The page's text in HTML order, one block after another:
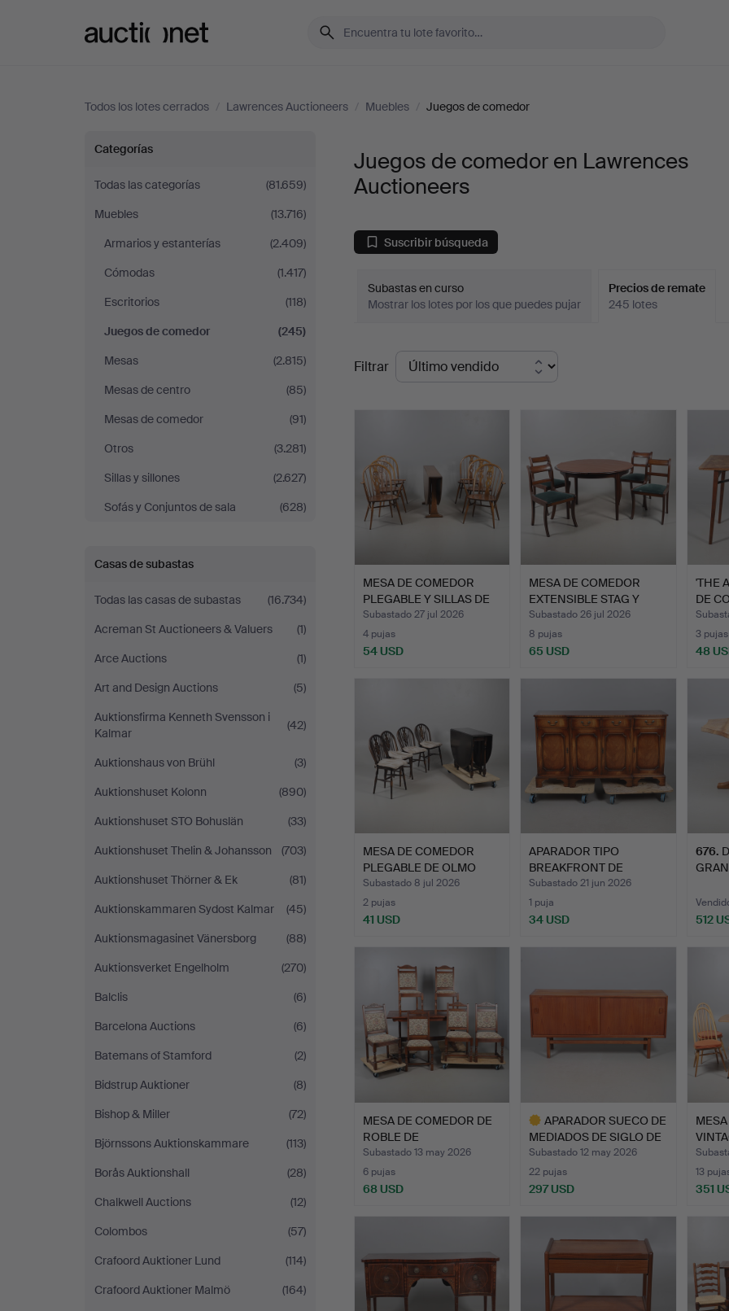
Todos los lotes cerrados / Lawrences Auctioneers / Muebles / Juegos de comedor
Juegos
de
comedor
en
Lawrences
Auctioneers
Categorías
Todas las categorías
(81.659)
Muebles
(13.716)
Armarios y estanterías
(2.409)
Cómodas
(1.417)
Escritorios
(118)
Juegos de comedor
(245)
Mesas
(2.815)
Mesas de centro
(85)
Mesas de comedor
(91)
Otros
(3.281)
Sillas y sillones
(2.627)
Sofás y Conjuntos de sala
(628)
Casas de subastas
Todas las casas de subastas
(16.734)
Acreman St Auctioneers & Valuers
(1)
Arce Auctions
(1)
Art and Design Auctions
(5)
Auktionsfirma Kenneth Svensson i
Kalmar
(42)
Auktionshaus von Brühl
(3)
Auktionshuset Kolonn
(890)
Auktionshuset STO Bohuslän
(33)
Auktionshuset Thelin & Johansson
(703)
Auktionshuset Thörner & Ek
(81)
Auktionskammaren Sydost Kalmar
(45)
Auktionsmagasinet Vänersborg
(88)
Auktionsverket Engelholm
(270)
Balclis
(6)
Barcelona Auctions
(6)
Batemans of Stamford
(2)
Bidstrup Auktioner
(8)
Bishop & Miller
(72)
Björnssons Auktionskammare
(113)
Borås Auktionshall
(28)
Chalkwell Auctions
(12)
Colombos
(57)
Crafoord Auktioner Lund
(114)
Crafoord Auktioner Malmö
(164)
Juegos de comedor en Lawrences
Auctioneers
Suscribir búsqueda
Subastas en curso
Mostrar los lotes por los que puedes pujar
Precios de remate
245 lotes
Precios
de
remate
Filtrar
MESA DE COMEDOR
PLEGABLE Y SILLAS DE
COMED…
Subastado 27 jul 2026
4 pujas
54 USD
MESA DE COMEDOR
EXTENSIBLE STAG Y
CUATRO S…
Subastado 26 jul 2026
8 pujas
65 USD
'THE
DE
3 pujas
48
MESA DE COMEDOR
PLEGABLE DE OLMO
OSCURO Y …
Subastado 8 jul 2026
2 pujas
41 USD
APARADOR TIPO
BREAKFRONT DE
REPRODUCCIÓN.
Subastado 21 jun 2026
1 puja
34 USD
676.
512
MESA DE COMEDOR DE
ROBLE DE
REPRODUCCIÓN Y…
Subastado 13 may 2026
6 pujas
68 USD
APARADOR SUECO DE
MEDIADOS DE SIGLO DE
TRO…
Subastado 12 may 2026
22 pujas
297 USD
13
351